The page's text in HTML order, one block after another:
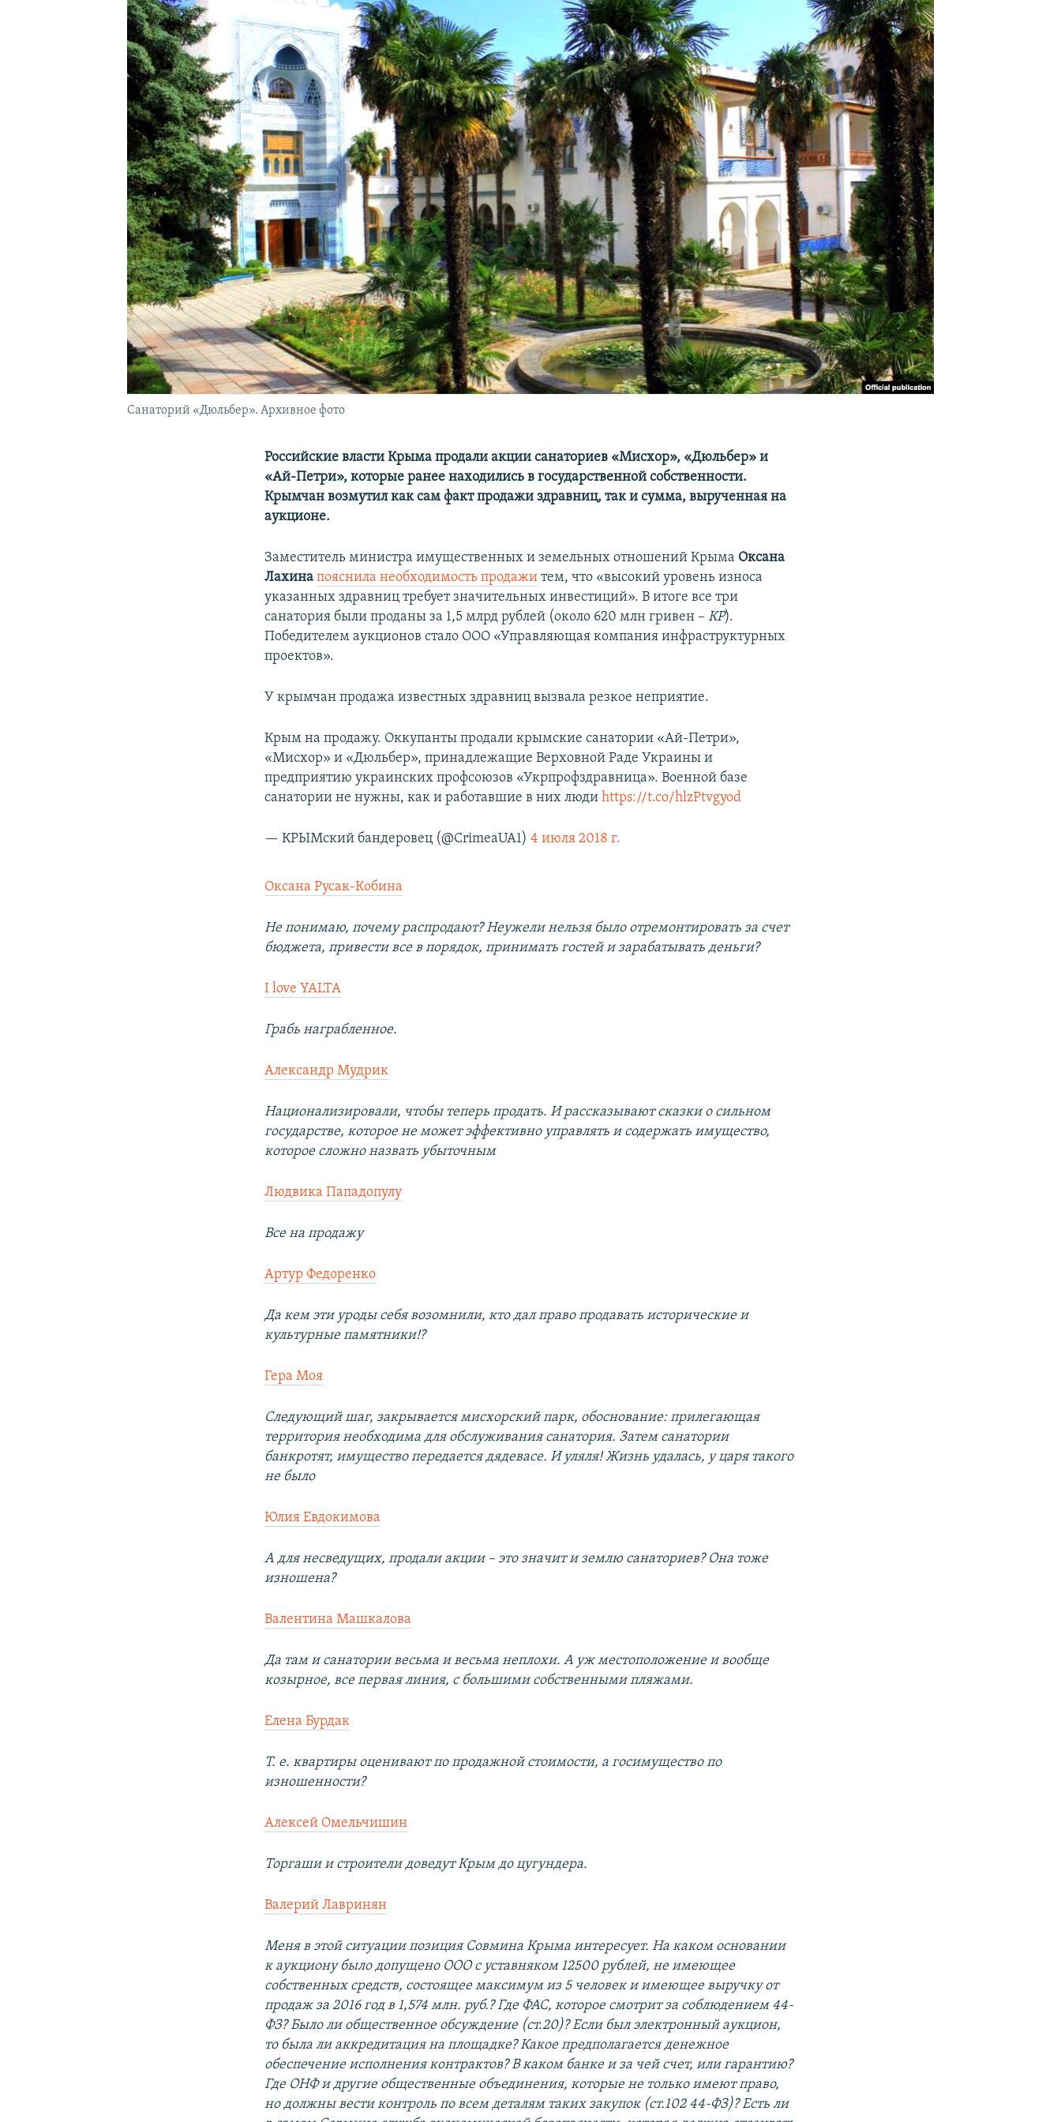
КРЫМ.НЕПОКОРЕННЫЙ
УКРАИНСКАЯ ПРОБЛЕМА КРЫМА
Санаторий «Дюльбер». Архивное фото
Российские власти Крыма продали акции санаториев «Мисхор», «Дюльбер» и
«Ай-Петри», которые ранее находились в государственной собственности.
Крымчан возмутил как сам факт продажи здравниц, так и сумма, вырученная на
аукционе.
Заместитель министра имущественных и земельных отношений Крыма Оксана
Лахина пояснила необходимость продажи тем, что «высокий уровень износа
указанных здравниц требует значительных инвестиций». В итоге все три
санатория были проданы за 1,5 млрд рублей (около 620 млн гривен –КР).
Победителем аукционов стало ООО «Управляющая компания инфраструктурных
проектов».
У крымчан продажа известных здравниц вызвала резкое неприятие.
Крым на продажу. Оккупанты продали крымские санатории «Ай-Петри»,
«Мисхор» и «Дюльбер», принадлежащие Верховной Раде Украины и
предприятию украинских профсоюзов «Укрпрофздравница». Военной базе
санатории не нужны, как и работавшие в них людиhttps://t.co/hlzPtvgyod
— КРЫМский бандеровец (@CrimeaUA1)4 июля 2018 г.
Оксана Русак-Кобина
Не понимаю, почему распродают? Неужели нельзя было отремонтировать за счет
бюджета, привести все в порядок, принимать гостей и зарабатывать деньги?
I love YALTA
Грабь награбленное.
Александр Мудрик
Национализировали, чтобы теперь продать. И рассказывают сказки о сильном
государстве, которое не может эффективно управлять и содержать имущество,
которое сложно назвать убыточным
Людвика Пападопулу
Все на продажу
Артур Федоренко
Да кем эти уроды себя возомнили, кто дал право продавать исторические и
культурные памятники!?
Гера Моя
Следующий шаг, закрывается мисхорский парк, обоснование: прилегающая
территория необходима для обслуживания санатория. Затем санатории
банкротят, имущество передается дядевасе. И уляля! Жизнь удалась, у царя такого
не было
Юлия Евдокимова
А для несведущих, продали акции – это значит и землю санаториев? Она тоже
изношена?
Валентина Машкалова
Да там и санатории весьма и весьма неплохи. А уж местоположение и вообще
козырное, все первая линия, с большими собственными пляжами.
Елена Бурдак
Т. е. квартиры оценивают по продажной стоимости, а госимущество по
изношенности?
Алексей Омельчишин
Торгаши и строители доведут Крым до цугундера.
Валерий Лавринян
Меня в этой ситуации позиция Совмина Крыма интересует. На каком основании
к аукциону было допущено ООО с уставняком 12500 рублей, не имеющее
собственных средств, состоящее максимум из 5 человек и имеющее выручку от
продаж за 2016 год в 1,574 млн. руб.? Где ФАС, которое смотрит за соблюдением 44-
ФЗ? Было ли общественное обсуждение (ст.20)? Если был электронный аукцион,
то была ли аккредитация на площадке? Какое предполагается денежное
обеспечение исполнения контрактов? В каком банке и за чей счет, или гарантию?
Где ОНФ и другие общественные объединения, которые не только имеют право,
но должны вести контроль по всем деталям таких закупок (ст.102 44-ФЗ)? Есть ли